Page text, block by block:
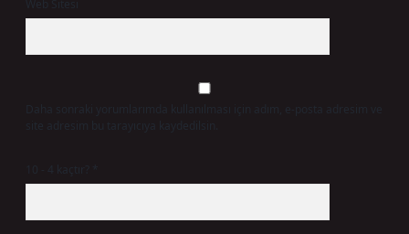
Daha sonraki yorumlarımda kullanılması için adım, e-posta adresim ve
10 - 4 kaçtır?